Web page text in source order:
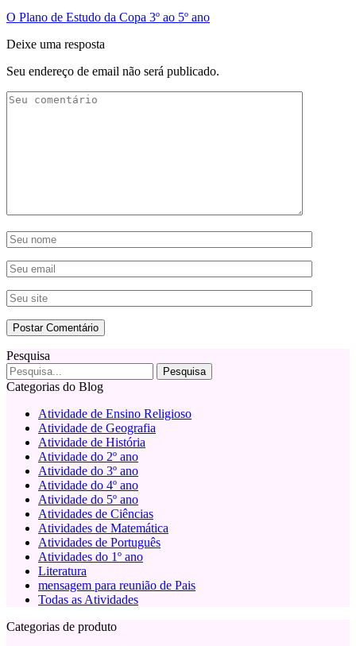
O Plano de Estudo da Copa 3º ao 5º ano
Deixe uma resposta
Seu endereço de email não será publicado.
Pesquisa
Categorias do Blog
Atividade de Ensino Religioso
Atividade de Geografia
Atividade de História
Atividade do 2º ano
Atividade do 3º ano
Atividade do 4º ano
Atividade do 5º ano
Atividades de Ciências
Atividades de Matemática
Atividades de Português
Atividades do 1º ano
Literatura
mensagem para reunião de Pais
Todas as Atividades
Categorias de produto